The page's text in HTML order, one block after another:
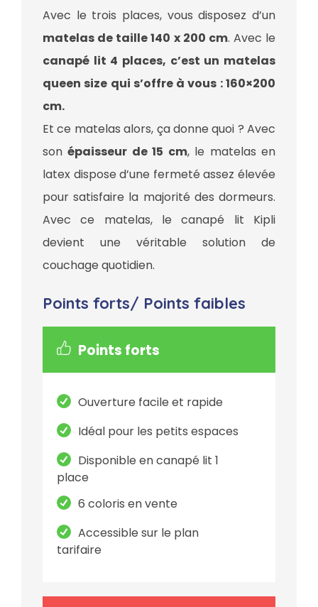
Avec le trois places, vous disposez d’un
matelas de taille 140 x 200 cm. Avec le
canapé lit 4 places, c’est un matelas
queen size qui s’offre à vous : 160×200
cm.
Et ce matelas alors, ça donne quoi ? Avec
sonépaisseur de 15 cm, le matelas en
latex dispose d’une fermeté assez élevée
pour satisfaire la majorité des dormeurs.
Avec ce matelas, le canapé lit Kipli
devient une véritable solution de
couchage quotidien.
Points forts/ Points faibles
Points forts
Ouverture facile et rapide
Idéal pour les petits espaces
Disponible en canapé lit 1
place
6 coloris en vente
Accessible sur le plan
tarifaire